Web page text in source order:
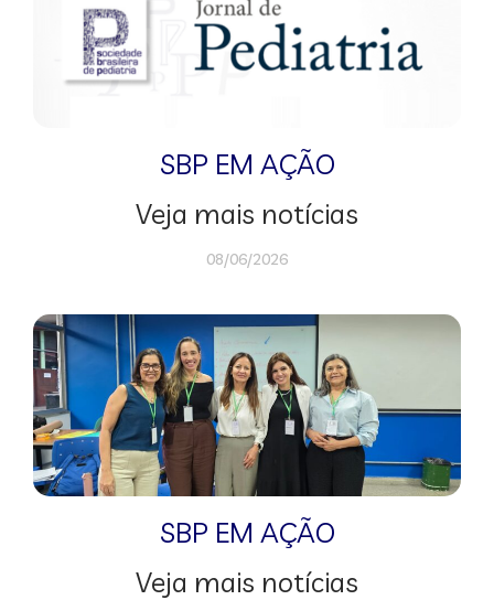
SBP EM AÇÃO
Veja mais notícias
08/06/2026
SBP EM AÇÃO
Veja mais notícias